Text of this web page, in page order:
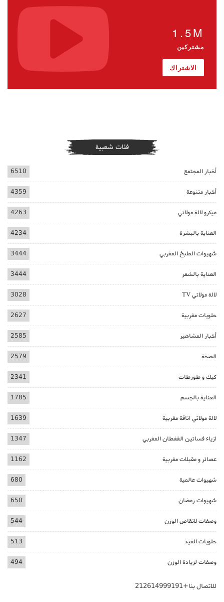
1.5M
مشتركين
الاشتراك
فئات شعبية
أخبار المجتمع 6510
أخبار متنوعة 4359
ميكرو لالة مولاتي 4263
العناية بالبشرة 4234
شهيوات الطبخ المغربي 3444
العناية بالشعر 3444
لالة مولاتي TV 3028
حلويات مغربية 2627
أخبار المشاهير 2585
الصحة 2579
كيك و طورطات 2341
العناية بالجسم 1785
لالة مولاتي اناقة مغربية 1639
ازياء فساتين القفطان المغربي 1347
عصائر و مقبلات مغربية 1162
شهيوات عالمية 680
شهيوات رمضان 650
وصفات لانقاص الوزن 544
حلويات العيد 513
وصفات لزيادة الوزن 494
للاتصال بنا+212614999191